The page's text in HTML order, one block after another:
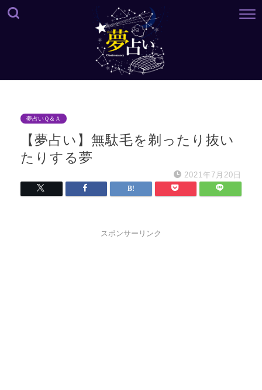
夢占いＱ＆Ａ
【夢占い】無駄毛を剃ったり抜い
たりする夢
2021年7月20日
スポンサーリンク